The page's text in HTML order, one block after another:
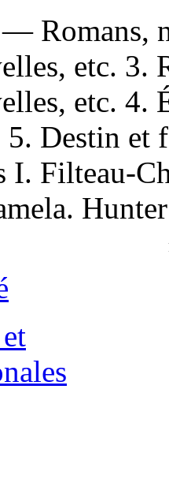
—
etc.
etc. 4.
5. Destin
I. Filteau-